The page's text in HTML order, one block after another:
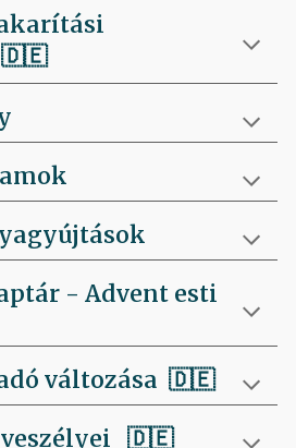
🇩🇪
- Advent esti
változása 🇩🇪
🇩🇪